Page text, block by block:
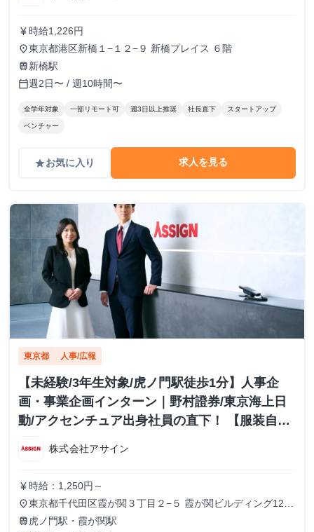
currency_yen 時給1,226円
place東京都港区新橋１−１２−９ 新橋プレイス ６階
train 新橋駅
calendar_today週2日〜 / 週10時間〜
全学年対象 一部リモート可 週3日以上推奨 社長直下 スタートアップ
ベンチャー
gradeお気に入り 求人を見る
東京都 人事/広報
【未経験/3年生対象/虎ノ門駅徒歩1分】人事企
画・事業企画インターン｜野村證券/東京海上日
動/アクセンチュア出身社員の直下！ 【服装自
株式会社アサイン
currency_yen 時給：1,250円～
place東京都千代田区霞が関３丁目２−５ 霞が関ビルディング12
階・30階・36階
train 虎ノ門駅・霞が関駅